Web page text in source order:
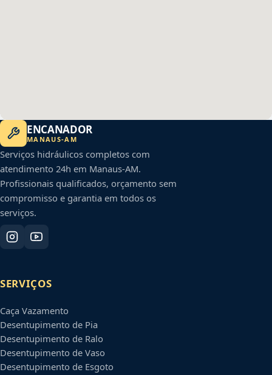
ENCANADOR
MANAUS-AM
Serviços hidráulicos completos com
atendimento 24h em Manaus-AM.
Profissionais qualificados, orçamento sem
compromisso e garantia em todos os
serviços.
SERVIÇOS
Caça Vazamento
Desentupimento de Pia
Desentupimento de Ralo
Desentupimento de Vaso
Desentupimento de Esgoto